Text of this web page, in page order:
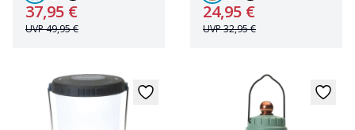
37,95 €
UVP49,95 €
24,95 €
UVP32,95 €